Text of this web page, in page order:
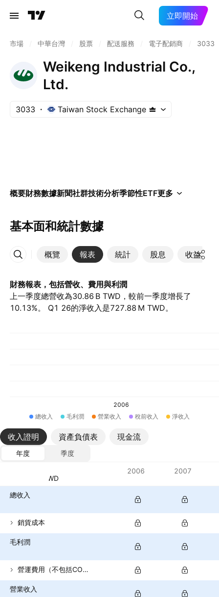
立即開始
市場 中華台灣 股票 配送服務 電子配銷商 3033
Weikeng Industrial Co.,
Ltd.
3033 Taiwan Stock Exchange
概要財務數據新聞社群技術分析季節性ETF更多
基本面和統計數據
概覽 報表 統計 股息 收益
更多
財務報表，包括營收、費用與利潤
上一季度總營收為‪30.86 B‬ TWD，較前一季度增長了
10.13%。 Q1 26的淨收入是‪727.88 M‬ TWD。
2006
總收入
毛利潤 營業收入 稅前收入 淨收入
收入證明 資產負債表 現金流
年度
季度
貨幣：TWD
2006 2007
總收入
銷貨成本
毛利潤
營運費用（不包括COGS）
營業收入